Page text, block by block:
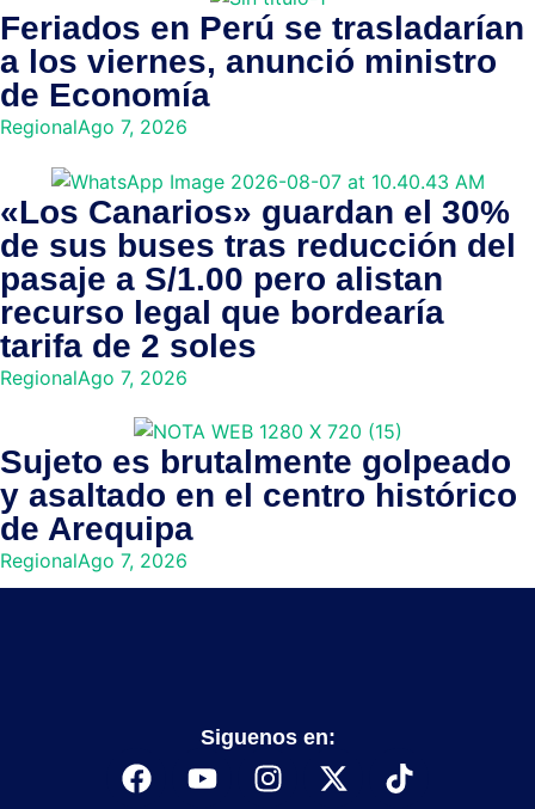
Feriados en Perú se trasladarían
a los viernes, anunció ministro
de Economía
RegionalAgo 7, 2026
«Los Canarios» guardan el 30%
de sus buses tras reducción del
pasaje a S/1.00 pero alistan
recurso legal que bordearía
tarifa de 2 soles
RegionalAgo 7, 2026
Sujeto es brutalmente golpeado
y asaltado en el centro histórico
de Arequipa
RegionalAgo 7, 2026
Siguenos en: